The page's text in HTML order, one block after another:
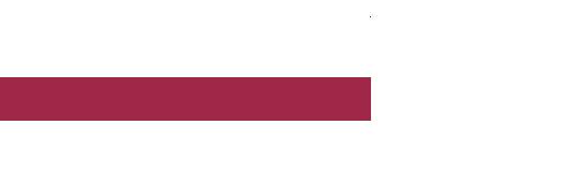
Thanya Dress